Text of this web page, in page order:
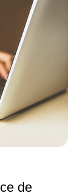
de